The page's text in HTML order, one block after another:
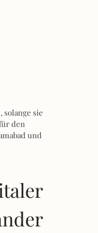
solange sie
den
und